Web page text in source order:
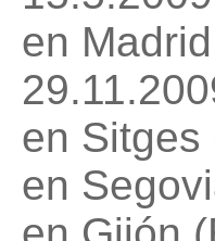
en
en Sitges
en